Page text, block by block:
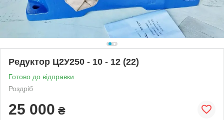
Редуктор Ц2У250 - 10 - 12 (22)
Готово до відправки
Роздріб
25 000 ₴